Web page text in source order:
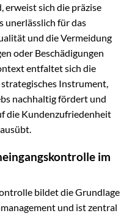
erweist sich die präzise
unerlässlich für das
und die Vermeidung
oder Beschädigungen
entfaltet sich die
Instrument,
nachhaltig fördert und
die Kundenzufriedenheit
im
bildet die Grundlage
und ist zentral